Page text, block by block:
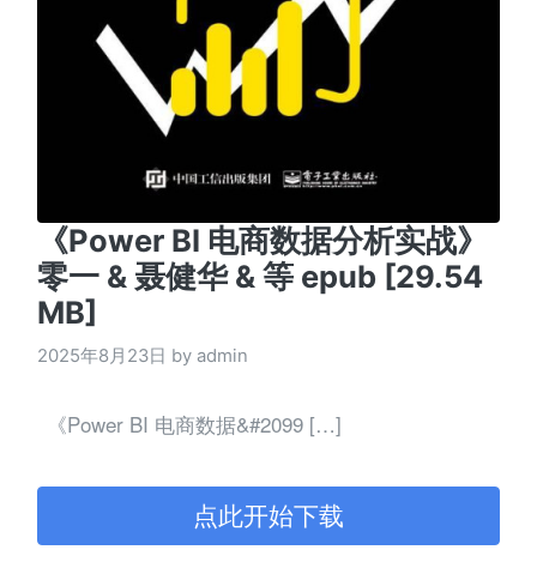
《Power BI 电商数据分析实战》
零一 & 聂健华 & 等 epub [29.54
MB]
2025年8月23日 by admin
《Power BI 电商数据&#2099 […]
点此开始下载